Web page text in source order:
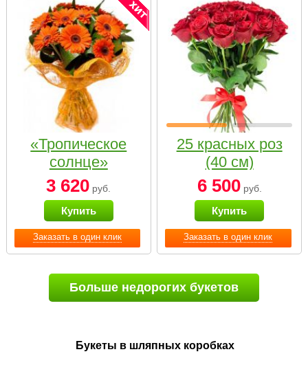
Заказать в один клик
«Тропическое
солнце»
3 620 руб.
Купить
Заказать в один клик
25 красных роз
(40 см)
6 500руб.
Купить
Больше недорогих букетов
Букеты в шляпных коробках